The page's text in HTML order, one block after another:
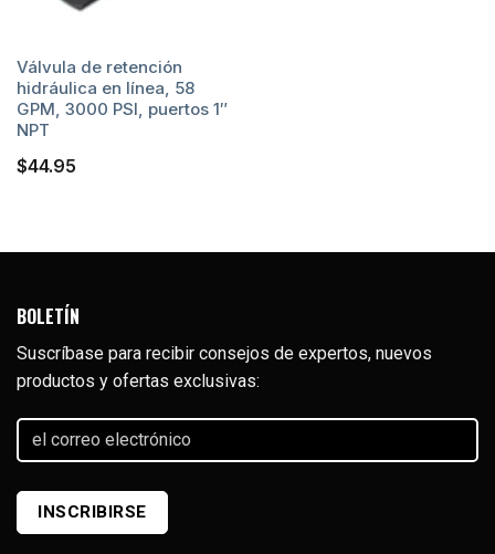
Válvula de retención
hidráulica en línea, 58
GPM, 3000 PSI, puertos 1″
NPT
$44.95
BOLETÍN
Suscríbase para recibir consejos de expertos, nuevos
productos y ofertas exclusivas:
correo
INSCRIBIRSE